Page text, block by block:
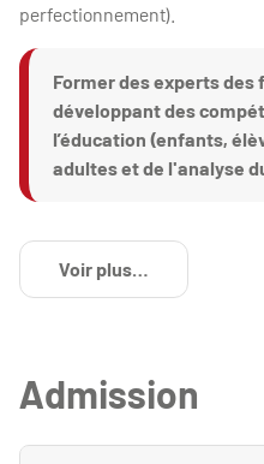
perfectionnement).
Former des experts
développant des
l’éducation (enfants,
adultes et de l'analyse
Voir plusde détails
Admission